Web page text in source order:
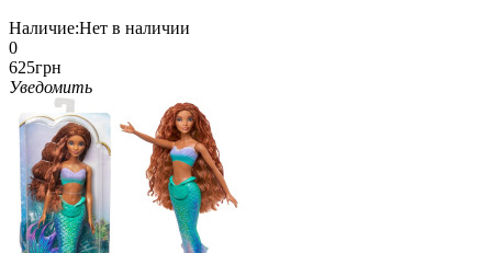
Наличие:Нет в наличии
0
625грн
Уведомить